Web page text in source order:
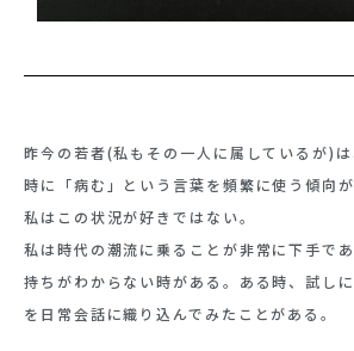
昨今の若者(私もその一人に属しているが)
時に「病む」という言葉を頻繁に使う傾向
私はこの状況が好きではない。
私は時代の潮流に乗ることが非常に下手で
持ちがわからない時がある。ある時、試し
を日常会話に織り込んでみたことがある。